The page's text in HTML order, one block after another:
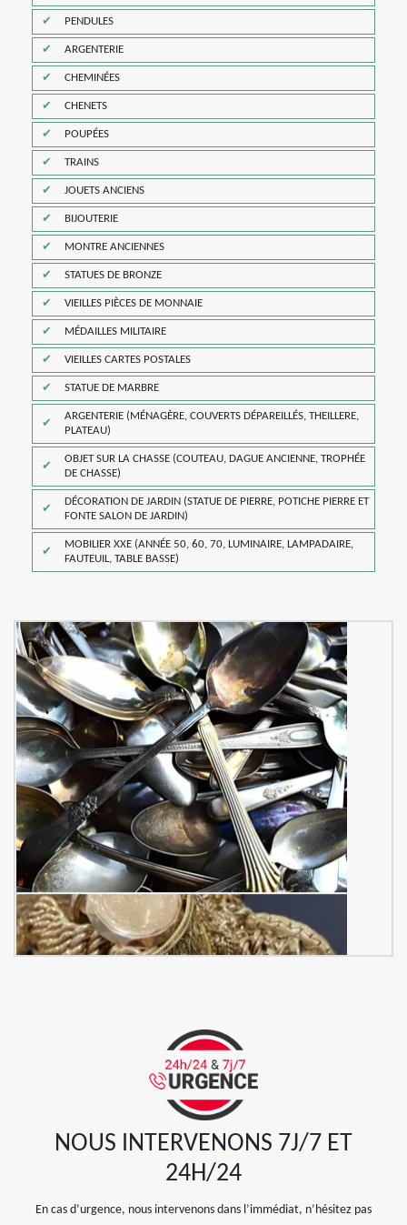
PENDULES
ARGENTERIE
CHEMINÉES
CHENETS
POUPÉES
TRAINS
JOUETS ANCIENS
BIJOUTERIE
MONTRE ANCIENNES
STATUES DE BRONZE
VIEILLES PIÈCES DE MONNAIE
MÉDAILLES MILITAIRE
VIEILLES CARTES POSTALES
STATUE DE MARBRE
ARGENTERIE (MÉNAGÈRE, COUVERTS DÉPAREILLÉS, THEILLERE,
PLATEAU)
OBJET SUR LA CHASSE (COUTEAU, DAGUE ANCIENNE, TROPHÉE
DE CHASSE)
DÉCORATION DE JARDIN (STATUE DE PIERRE, POTICHE PIERRE ET
FONTE SALON DE JARDIN)
MOBILIER XXE (ANNÉE 50, 60, 70, LUMINAIRE, LAMPADAIRE,
FAUTEUIL, TABLE BASSE)
NOUS INTERVENONS 7J/7 ET
24H/24
En cas d’urgence, nous intervenons dans l’immédiat, n’hésitez pas